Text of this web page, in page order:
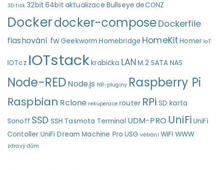
3D tisk 32bit 64bit aktualizace Bullseye deCONZ
Dockerdocker-compose Dockerfile
flashování fwGeekworm Homebridge HomeKit Homer IoT
IOTcz IOTstackkrabička LAN M.2 SATA NAS
Node-REDNode.js NR-pluginy Raspberry Pi
Raspbian Rclone rekuperace router RPi SD karta
Sonoff SSD SSH Tasmota Terminal UDM-PRO UniFi UniFi
Contoller UniFi Dream Machine Pro USG větrání WiFi WWW
zdravý dům